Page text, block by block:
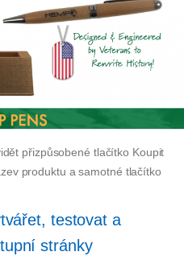
přizpůsobené tlačítko Koupit
produktu a samotné tlačítko
testovat a
stránky